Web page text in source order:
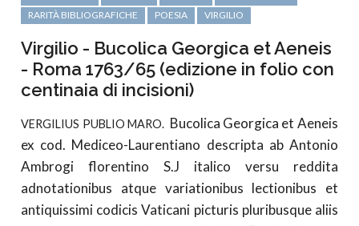
RARITÀ BIBLIOGRAFICHE
POESIA VIRGILIO
Virgilio - Bucolica Georgica et Aeneis
- Roma 1763/65 (edizione in folio con
centinaia di incisioni)
VERGILIUS PUBLIO MARO. Bucolica Georgica et Aeneis
ex cod. Mediceo-Laurentiano descripta ab Antonio
Ambrogi florentino S.J italico versu reddita
adnotationibus atque variationibus lectionibus et
antiquissimi codicis Vaticani picturis pluribusque aliis